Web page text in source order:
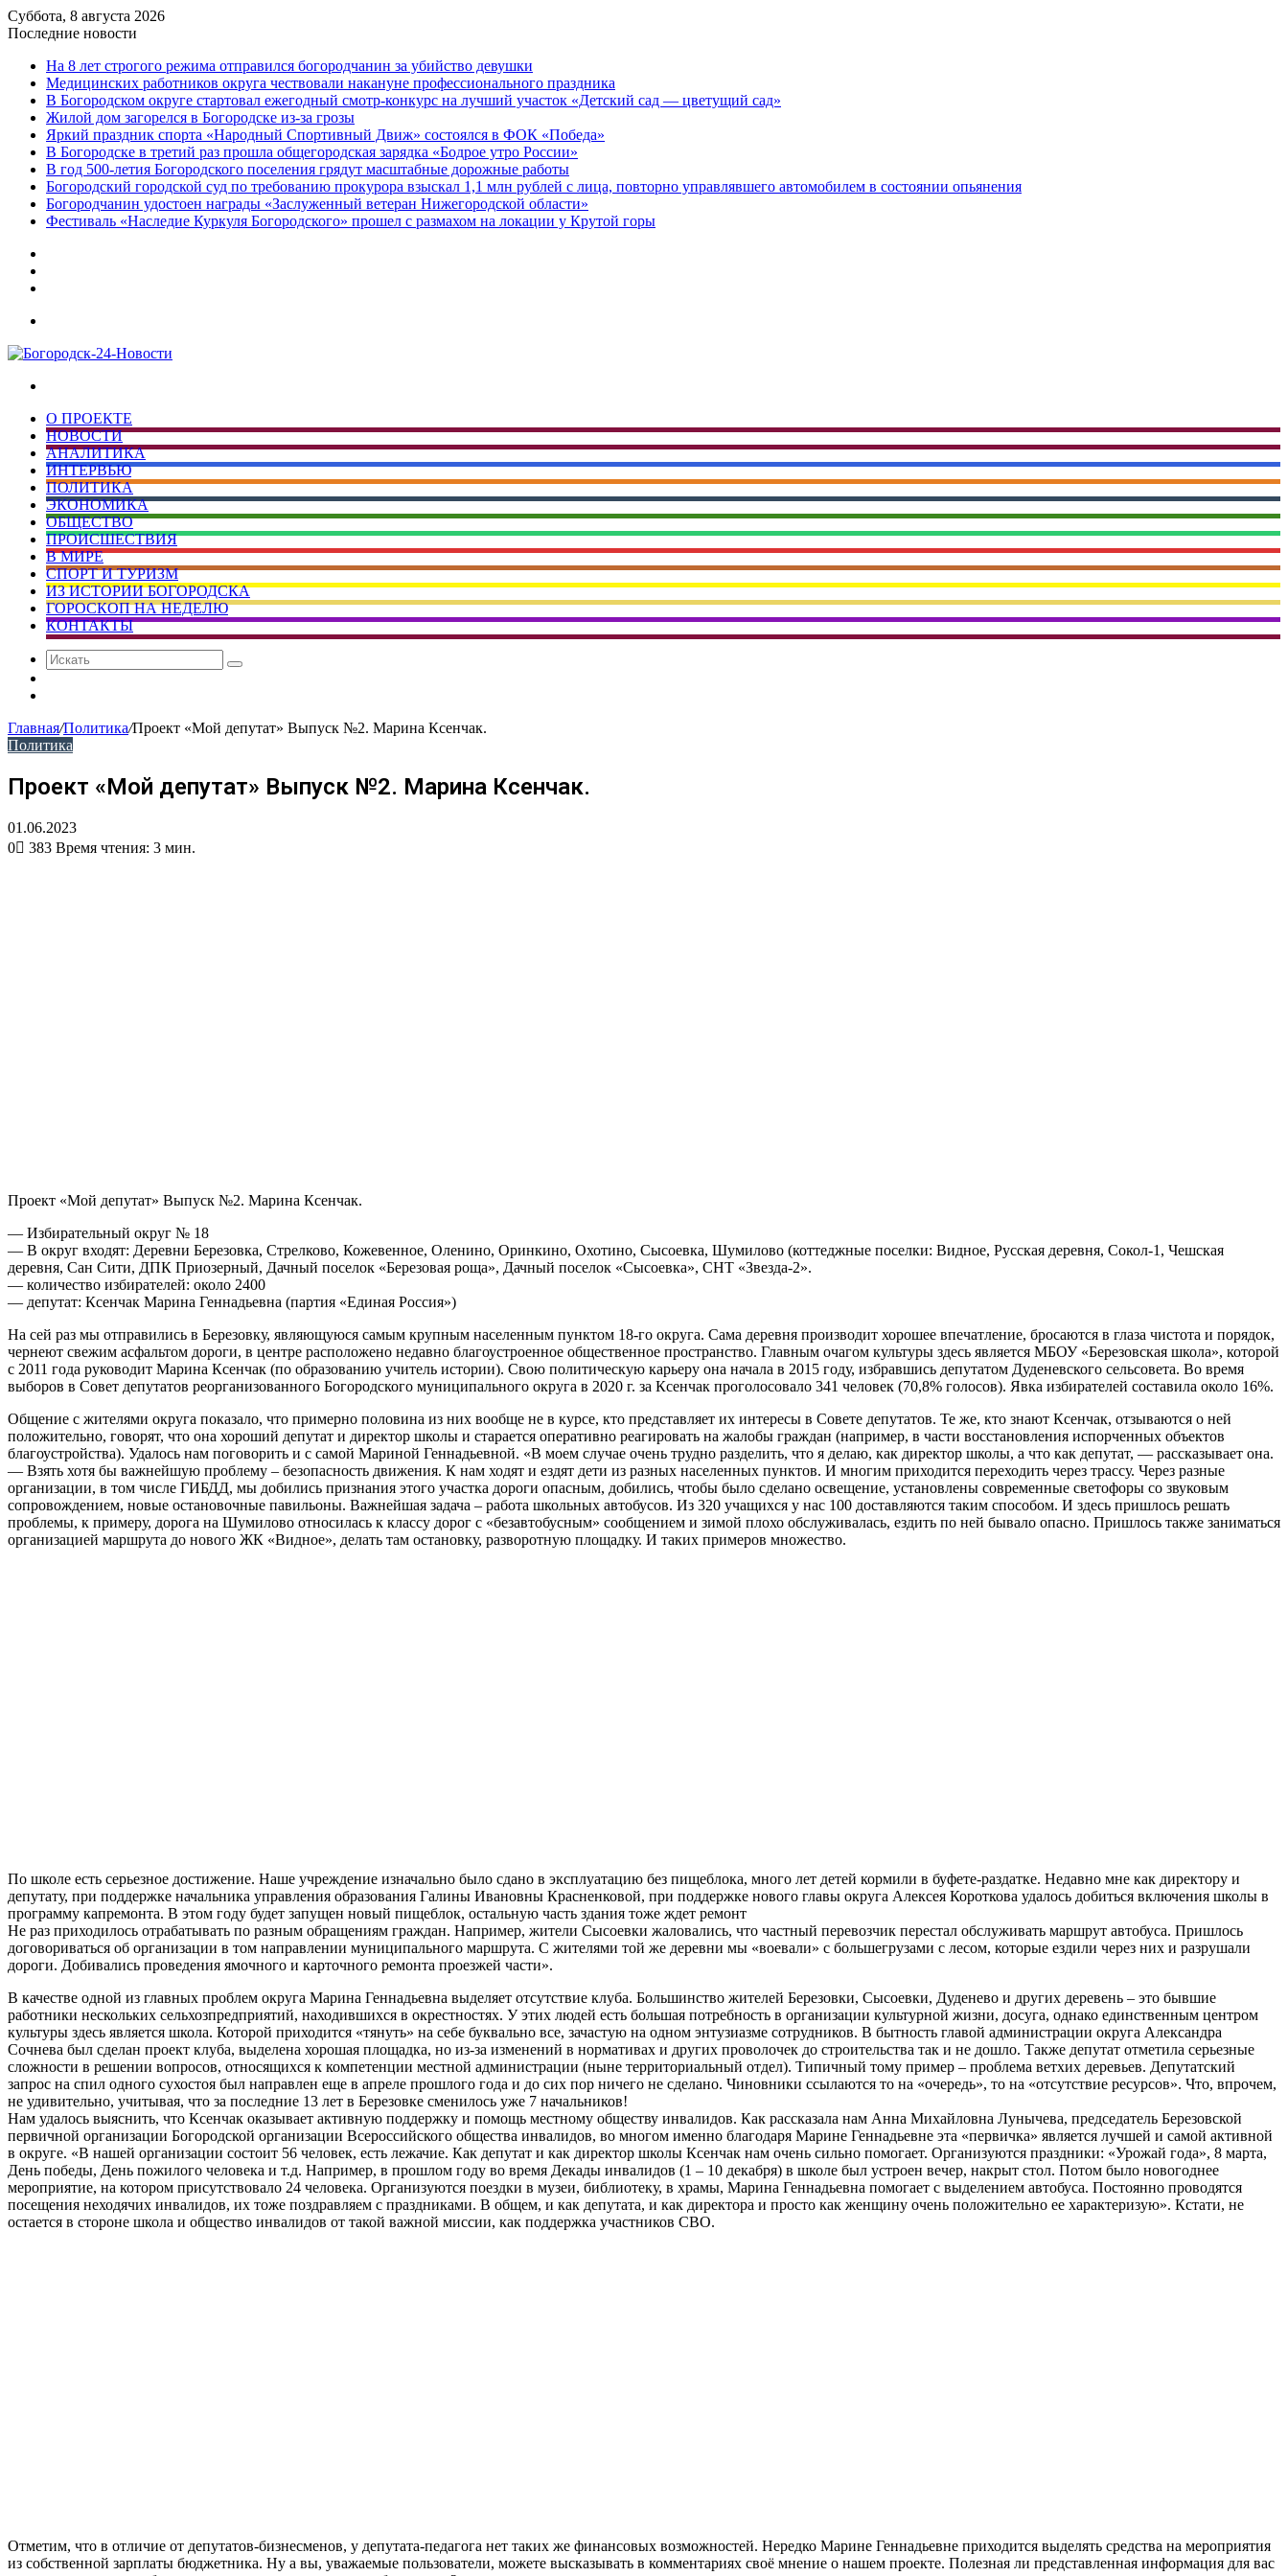
Суббота, 8 августа 2026
Последние новости
На 8 лет строгого режима отправился богородчанин за убийство девушки
Медицинских работников округа чествовали накануне профессионального праздника
В Богородском округе стартовал ежегодный смотр-конкурс на лучший участок «Детский сад — цветущий сад»
Жилой дом загорелся в Богородске из-за грозы
Яркий праздник спорта «Народный Спортивный Движ» состоялся в ФОК «Победа»
В Богородске в третий раз прошла общегородская зарядка «Бодрое утро России»
В год 500-летия Богородского поселения грядут масштабные дорожные работы
️Богородский городской суд по требованию прокурора взыскал 1,1 млн рублей с лица, повторно управлявшего автомобилем в состоянии опьянения
Богородчанин удостоен награды «Заслуженный ветеран Нижегородской области»
Фестиваль «Наследие Куркуля Богородского» прошел с размахом на локации у Крутой горы
О ПРОЕКТЕ
НОВОСТИ
АНАЛИТИКА
ИНТЕРВЬЮ
ПОЛИТИКА
ЭКОНОМИКА
ОБЩЕСТВО
ПРОИСШЕСТВИЯ
В МИРЕ
СПОРТ И ТУРИЗМ
ИЗ ИСТОРИИ БОГОРОДСКА
ГОРОСКОП НА НЕДЕЛЮ
КОНТАКТЫ
Искать
Главная/Политика/Проект «Мой депутат» Выпуск №2. Марина Ксенчак.
Политика
Проект «Мой депутат» Выпуск №2. Марина Ксенчак.
01.06.2023
0
383 Время чтения: 3 мин.
Проект «Мой депутат» Выпуск №2. Марина Ксенчак.
— Избирательный округ № 18
— В округ входят: Деревни Березовка, Стрелково, Кожевенное, Оленино, Оринкино, Охотино, Сысоевка, Шумилово (коттеджные поселки: Видное, Русская деревня, Сокол-1, Чешская
деревня, Сан Сити, ДПК Приозерный, Дачный поселок «Березовая роща», Дачный поселок «Сысоевка», СНТ «Звезда-2».
— количество избирателей: около 2400
— депутат: Ксенчак Марина Геннадьевна (партия «Единая Россия»)
На сей раз мы отправились в Березовку, являющуюся самым крупным населенным пунктом 18-го округа. Сама деревня производит хорошее впечатление, бросаются в глаза чистота и порядок,
чернеют свежим асфальтом дороги, в центре расположено недавно благоустроенное общественное пространство. Главным очагом культуры здесь является МБОУ «Березовская школа», которой
с 2011 года руководит Марина Ксенчак (по образованию учитель истории). Свою политическую карьеру она начала в 2015 году, избравшись депутатом Дуденевского сельсовета. Во время
выборов в Совет депутатов реорганизованного Богородского муниципального округа в 2020 г. за Ксенчак проголосовало 341 человек (70,8% голосов). Явка избирателей составила около 16%.
Общение с жителями округа показало, что примерно половина из них вообще не в курсе, кто представляет их интересы в Совете депутатов. Те же, кто знают Ксенчак, отзываются о ней
положительно, говорят, что она хороший депутат и директор школы и старается оперативно реагировать на жалобы граждан (например, в части восстановления испорченных объектов
благоустройства). Удалось нам поговорить и с самой Мариной Геннадьевной. «В моем случае очень трудно разделить, что я делаю, как директор школы, а что как депутат, — рассказывает она.
— Взять хотя бы важнейшую проблему – безопасность движения. К нам ходят и ездят дети из разных населенных пунктов. И многим приходится переходить через трассу. Через разные
организации, в том числе ГИБДД, мы добились признания этого участка дороги опасным, добились, чтобы было сделано освещение, установлены современные светофоры со звуковым
сопровождением, новые остановочные павильоны. Важнейшая задача – работа школьных автобусов. Из 320 учащихся у нас 100 доставляются таким способом. И здесь пришлось решать
проблемы, к примеру, дорога на Шумилово относилась к классу дорог с «безавтобусным» сообщением и зимой плохо обслуживалась, ездить по ней бывало опасно. Пришлось также заниматься
организацией маршрута до нового ЖК «Видное», делать там остановку, разворотную площадку. И таких примеров множество.
По школе есть серьезное достижение. Наше учреждение изначально было сдано в эксплуатацию без пищеблока, много лет детей кормили в буфете-раздатке. Недавно мне как директору и
депутату, при поддержке начальника управления образования Галины Ивановны Красненковой, при поддержке нового главы округа Алексея Короткова удалось добиться включения школы в
программу капремонта. В этом году будет запущен новый пищеблок, остальную часть здания тоже ждет ремонт
Не раз приходилось отрабатывать по разным обращениям граждан. Например, жители Сысоевки жаловались, что частный перевозчик перестал обслуживать маршрут автобуса. Пришлось
договориваться об организации в том направлении муниципального маршрута. С жителями той же деревни мы «воевали» с большегрузами с лесом, которые ездили через них и разрушали
дороги. Добивались проведения ямочного и карточного ремонта проезжей части».
В качестве одной из главных проблем округа Марина Геннадьевна выделяет отсутствие клуба. Большинство жителей Березовки, Сысоевки, Дуденево и других деревень – это бывшие
работники нескольких сельхозпредприятий, находившихся в окрестностях. У этих людей есть большая потребность в организации культурной жизни, досуга, однако единственным центром
культуры здесь является школа. Которой приходится «тянуть» на себе буквально все, зачастую на одном энтузиазме сотрудников. В бытность главой администрации округа Александра
Сочнева был сделан проект клуба, выделена хорошая площадка, но из-за изменений в нормативах и других проволочек до строительства так и не дошло. Также депутат отметила серьезные
сложности в решении вопросов, относящихся к компетенции местной администрации (ныне территориальный отдел). Типичный тому пример – проблема ветхих деревьев. Депутатский
запрос на спил одного сухостоя был направлен еще в апреле прошлого года и до сих пор ничего не сделано. Чиновники ссылаются то на «очередь», то на «отсутствие ресурсов». Что, впрочем,
не удивительно, учитывая, что за последние 13 лет в Березовке сменилось уже 7 начальников!
Нам удалось выяснить, что Ксенчак оказывает активную поддержку и помощь местному обществу инвалидов. Как рассказала нам Анна Михайловна Лунычева, председатель Березовской
первичной организации Богородской организации Всероссийского общества инвалидов, во многом именно благодаря Марине Геннадьевне эта «первичка» является лучшей и самой активной
в округе. «В нашей организации состоит 56 человек, есть лежачие. Как депутат и как директор школы Ксенчак нам очень сильно помогает. Организуются праздники: «Урожай года», 8 марта,
День победы, День пожилого человека и т.д. Например, в прошлом году во время Декады инвалидов (1 – 10 декабря) в школе был устроен вечер, накрыт стол. Потом было новогоднее
мероприятие, на котором присутствовало 24 человека. Организуются поездки в музеи, библиотеку, в храмы, Марина Геннадьевна помогает с выделением автобуса. Постоянно проводятся
посещения неходячих инвалидов, их тоже поздравляем с праздниками. В общем, и как депутата, и как директора и просто как женщину очень положительно ее характеризую». Кстати, не
остается в стороне школа и общество инвалидов от такой важной миссии, как поддержка участников СВО.
Отметим, что в отличие от депутатов-бизнесменов, у депутата-педагога нет таких же финансовых возможностей. Нередко Марине Геннадьевне приходится выделять средства на мероприятия
из собственной зарплаты бюджетника. Ну а вы, уважаемые пользователи, можете высказывать в комментариях своё мнение о нашем проекте. Полезная ли представленная информация для вас